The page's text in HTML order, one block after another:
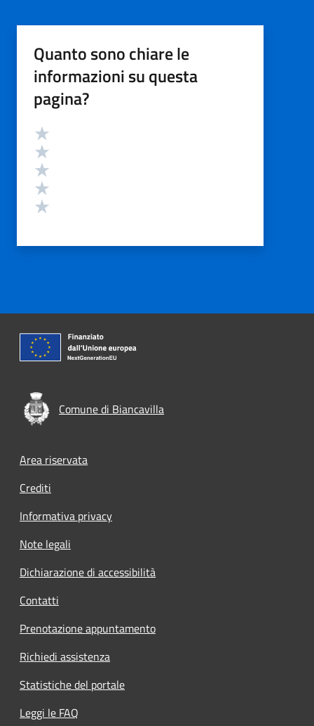
Quanto sono chiare le
informazioni su questa
pagina?
Valutazione
Comune di Biancavilla
Footer menu
Area riservata
Crediti
Informativa privacy
Note legali
Dichiarazione di accessibilità
Contatti
Prenotazione appuntamento
Richiedi assistenza
Statistiche del portale
Leggi le FAQ